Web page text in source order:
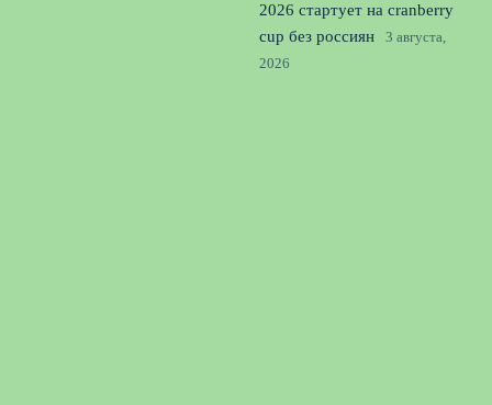
2026 стартует на cranberry
cup без россиян
3 августа,
2026